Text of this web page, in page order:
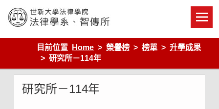
content
世新大學法律學院-法律學系-智慧財產暨科技法律研究所
目前位置
Home 榮譽榜 榜單
升學成果
研究所－114年
研究所－114年